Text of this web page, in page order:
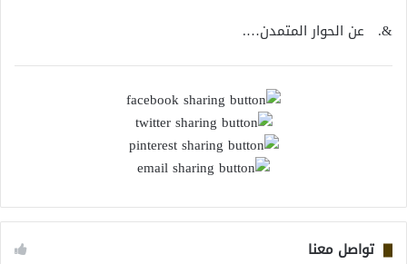
&. عن الحوار المتمدن….
تواصل معنا